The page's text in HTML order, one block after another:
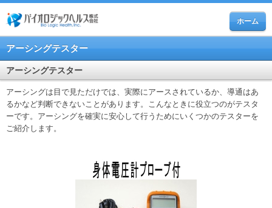
ホーム
アーシングテスター
アーシングテスター
アーシングは目で見ただけでは、実際にアースされているか、導通はあ
るかなど判断できないことがあります。こんなときに役立つのがテスタ
ーです。アーシングを確実に安心して行うためにいくつかのテスターを
ご紹介します。